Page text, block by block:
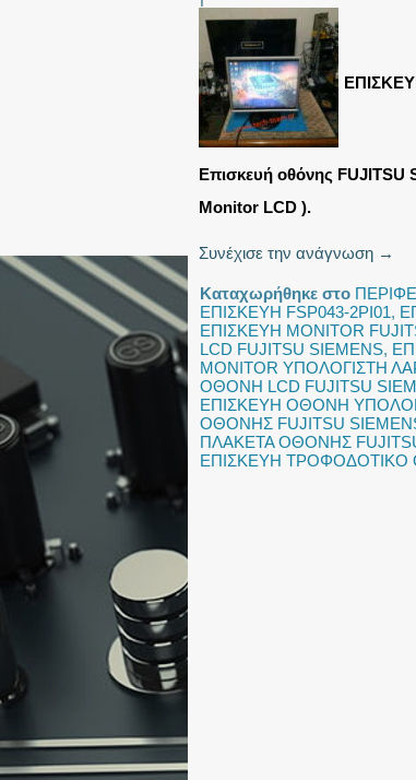
Επισκευή οθόνης FUJITSU
Monitor LCD ).
Συνέχισε την ανάγνωση →
Καταχωρήθηκε στο
ΕΠΙΣΚΕΥΗ FSP043-2PI01,
ΕΠΙΣΚΕΥΗ MONITOR
LCD FUJITSU SIEMENS,
MONITOR ΥΠΟΛΟΓΙΣΤΗ
ΟΘΟΝΗ LCD FUJITSU
ΕΠΙΣΚΕΥΗ ΟΘΟΝΗ
ΟΘΟΝΗΣ FUJITSU
ΠΛΑΚΕΤΑ ΟΘΟΝΗΣ
ΕΠΙΣΚΕΥΗ ΤΡΟΦΟΔΟΤΙΚΟ